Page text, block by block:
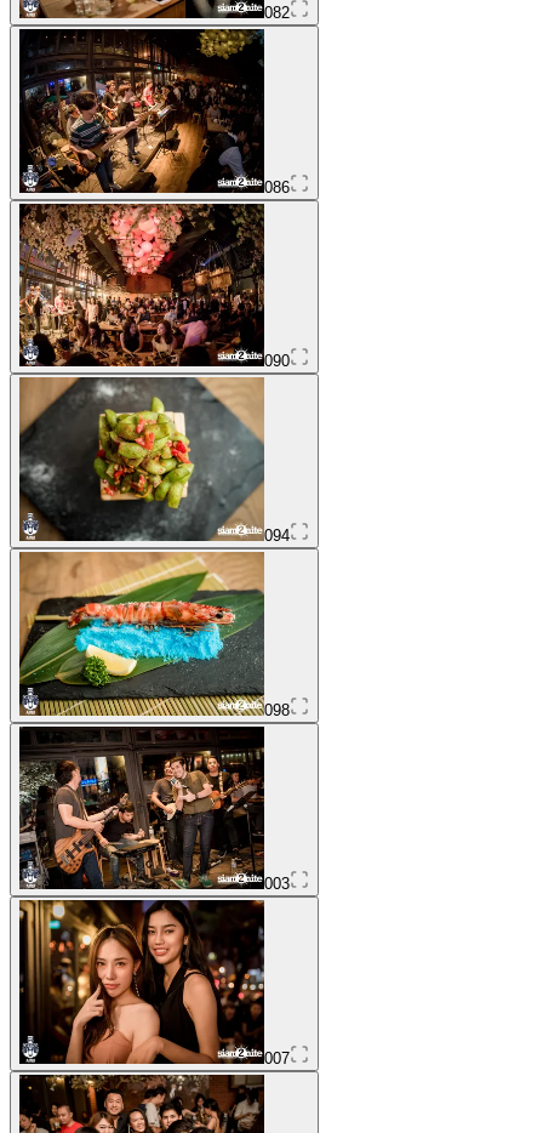
082
086
090
094
098
003
007